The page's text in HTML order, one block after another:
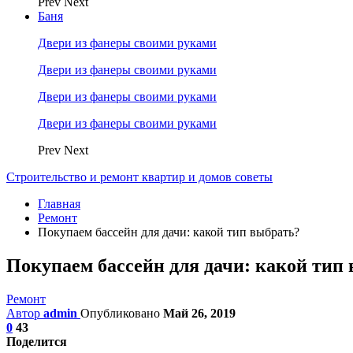
Баня
Двери из фанеры своими руками
Двери из фанеры своими руками
Двери из фанеры своими руками
Двери из фанеры своими руками
Prev Next
Строительство и ремонт квартир и домов советы
Главная
Ремонт
Покупаем бассейн для дачи: какой тип выбрать?
Покупаем бассейн для дачи: какой тип
Ремонт
Автор admin Опубликовано Май 26, 2019
0 43
Поделится